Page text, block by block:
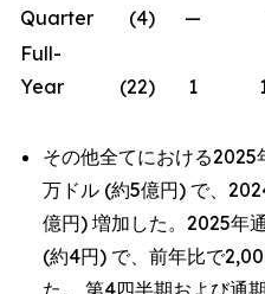
Quarter
(4) —
Full-
Year
(22) 1
その他全てにおける
万ドル (約5億円) で、
億円) 増加した。2025年
(約4円) で、前年比で
た。 第4四半期および通